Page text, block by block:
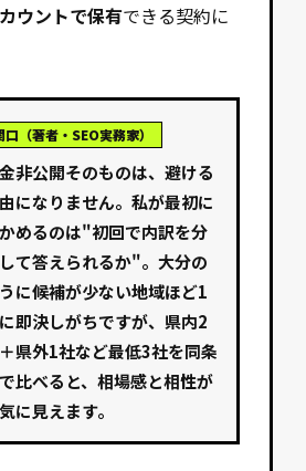
ウントで保有できる契約に
口（著者・SEO実務家）
非公開そのものは、避ける
になりません。私が最初に
めるのは"初回で内訳を分
て答えられるか"。大分の
に候補が少ない地域ほど1
即決しがちですが、県内2
県外1社など最低3社を同条
比べると、相場感と相性が
に見えます。